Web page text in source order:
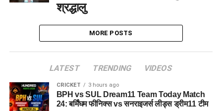
श्रद्धालु
MORE POSTS
LATEST TRENDING VIDEOS
CRICKET 3 hours ago
BPH vs SUL Dream11 Team Today Match
24: बर्मिंघम फीनिक्स vs सनराइजर्स लीड्स ड्रीम11 टीम